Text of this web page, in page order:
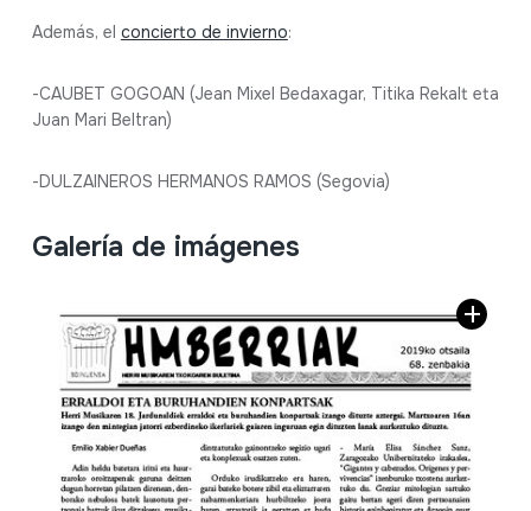
Además, el concierto de invierno:
-CAUBET GOGOAN (Jean Mixel Bedaxagar, Titika Rekalt eta
Juan Mari Beltran)
-DULZAINEROS HERMANOS RAMOS (Segovia)
Galería de imágenes